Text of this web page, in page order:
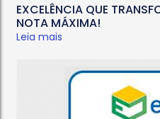
EXCELÊNCIA QUE
NOTA MÁXIMA!
Leia mais